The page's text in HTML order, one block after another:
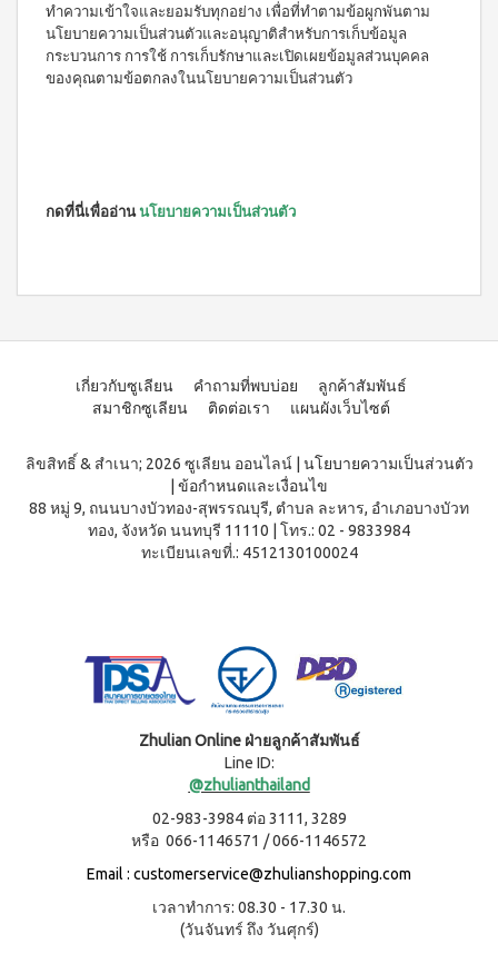
ทำความเข้าใจและยอมรับทุกอย่าง เพื่อที่ทำตามข้อผูกพันตาม
นโยบายความเป็นส่วนตัวและอนุญาติสำหรับการเก็บข้อมูล
กระบวนการ การใช้ การเก็บรักษาและเปิดเผยข้อมูลส่วนบุคคล
ของคุณตามข้อตกลงในนโยบายความเป็นส่วนตัว
กดที่นี่เพื่ออ่านนโยบายความเป็นส่วนตัว
เกี่ยวกับซูเลียน คำถามที่พบบ่อย
ลูกค้าสัมพันธ์
สมาชิกซูเลียน
ติดต่อเรา แผนผังเว็บไซต์
ลิขสิทธิ์ & สำเนา; 2026 ซูเลียน ออนไลน์| นโยบายความเป็นส่วนตัว
ข้อกำหนดและเงื่อนไข
88 หมู่ 9, ถนนบางบัวทอง-สุพรรณบุรี, ตำบล ละหาร, อำเภอบางบัวท
ทอง, จังหวัด นนทบุรี 11110
โทร.: 02 - 9833984
ทะเบียนเลขที่.: 4512130100024
Zhulian Online ฝ่ายลูกค้าสัมพันธ์
Line ID:
@zhulianthailand
02-983-3984 ต่อ 3111, 3289
หรือ 066-1146571 / 066-1146572
Email : customerservice@zhulianshopping.com
เวลาทำการ: 08.30 - 17.30 น.
(วันจันทร์ ถึง วันศุกร์)